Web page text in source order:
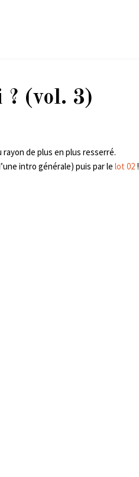
? (vol. 3)
de plus en plus resserré.
intro générale) puis par le lot 02!